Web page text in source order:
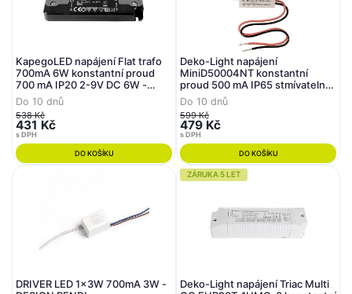
KapegoLED napájení Flat trafo
700mA 6W konstantní proud
700 mA IP20 2-9V DC 6W -
DEKOLIGHT
Do 10 dnů
538 Kč
431 Kč
s DPH
DO KOŠÍKU
Deko-Light napájení
MiniD50004NT konstantní
proud 500 mA IP65 stmívatelné
4-8V DC 4W
Do 10 dnů
599 Kč
479 Kč
s DPH
DO KOŠÍKU
DRIVER LED 1x3W 700mA 3W -
ZÁRUKA 5 LET
Deko-Light napájení Triac Multi